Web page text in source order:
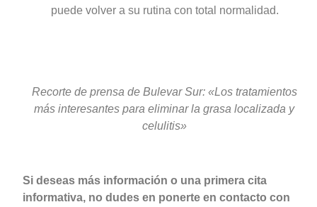
puede volver a su rutina con total normalidad.
Recorte de prensa de Bulevar Sur: «Los tratamientos
más interesantes para eliminar la grasa localizada y
celulitis»
Si deseas más información o una primera cita
informativa, no dudes en ponerte en contacto con